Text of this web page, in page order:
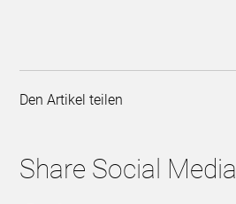
Den Artikel teilen
Share Social Media